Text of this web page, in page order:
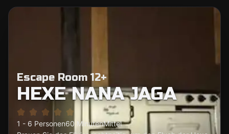
Escape Room 12+
HEXE NANA JAGA
1 - 6 Personen60 MinutenMittel